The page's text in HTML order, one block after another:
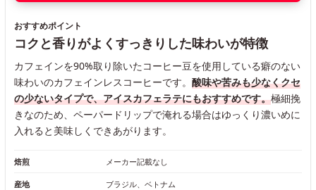
おすすめポイント
コクと香りがよくすっきりした味わいが特徴
カフェインを90%取り除いたコーヒー豆を使用している癖のない
味わいのカフェインレスコーヒーです。 酸味や苦みも少なくクセ
の少ないタイプで、アイスカフェラテにもおすすめです。極細挽
きなのため、ペーパードリップで淹れる場合はゆっくり濃いめに
入れると美味しくできあがります。
焙煎 メーカー記載なし
産地 ブラジル、ベトナム